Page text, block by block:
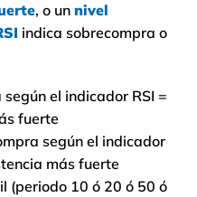
, o un nivel
indica sobrecompra o
el indicador RSI =
fuerte
según el indicador
más fuerte
(periodo 10 ó 20 ó 50 ó